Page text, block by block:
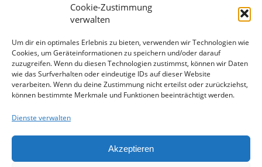
Cookie-Zustimmung
verwalten
Um dir ein optimales Erlebnis zu bieten, verwenden wir Technologien wie
Cookies, um Geräteinformationen zu speichern und/oder darauf
zuzugreifen. Wenn du diesen Technologien zustimmst, können wir Daten
wie das Surfverhalten oder eindeutige IDs auf dieser Website
verarbeiten. Wenn du deine Zustimmung nicht erteilst oder zurückziehst,
können bestimmte Merkmale und Funktionen beeinträchtigt werden.
Dienste verwalten
Akzeptieren